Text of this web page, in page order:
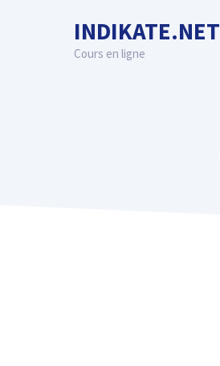
INDIKATE.NET
Cours en ligne